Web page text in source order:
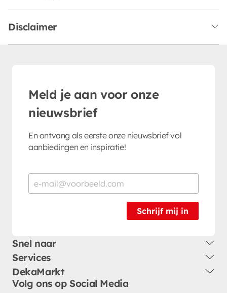
Disclaimer
Meld je aan voor onze
nieuwsbrief
En ontvang als eerste onze nieuwsbrief vol
aanbiedingen en inspiratie!
Schrijf mij in
Snel naar
Services
DekaMarkt
Volg ons op Social Media